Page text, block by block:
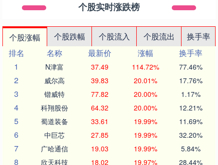
个股实时涨跌榜
个股涨幅 个股跌幅 个股流入 个股流出
换手率
排名
名称 最新价 涨幅
换手率
1
N津富 37.49 114.72% 77.46%
2 威尔高 39.83 20.01% 17.76%
3 锴威特 77.82 20.00% 1.17%
4 科翔股份 64.32 20.00% 12.21%
5 蜀道装备 33.61 19.99% 11.69%
6 中巨芯 27.85 19.99% 32.20%
7 广哈通信 19.03 19.99% 5.84%
8 欣天科技 18.02 19.97% 28.44%